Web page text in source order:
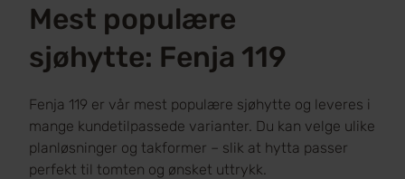
Mest populære
sjøhytte: Fenja 119
Fenja 119 er vår mest populære sjøhytte og leveres i
mange kundetilpassede varianter. Du kan velge ulike
planløsninger og takformer – slik at hytta passer
perfekt til tomten og ønsket uttrykk.